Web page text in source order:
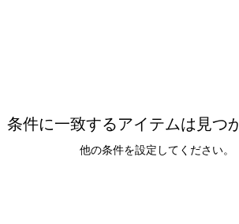
条件に一致するアイテムは見つ
他の条件を設定してください。